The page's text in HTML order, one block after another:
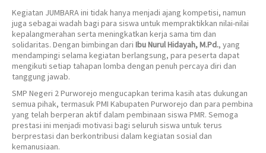
Kegiatan JUMBARA ini tidak hanya menjadi ajang kompetisi, namun
juga sebagai wadah bagi para siswa untuk mempraktikkan nilai-nilai
kepalangmerahan serta meningkatkan kerja sama tim dan
solidaritas. Dengan bimbingan dari Ibu Nurul Hidayah, M.Pd., yang
mendampingi selama kegiatan berlangsung, para peserta dapat
mengikuti setiap tahapan lomba dengan penuh percaya diri dan
tanggung jawab.
SMP Negeri 2 Purworejo mengucapkan terima kasih atas dukungan
semua pihak, termasuk PMI Kabupaten Purworejo dan para pembina
yang telah berperan aktif dalam pembinaan siswa PMR. Semoga
prestasi ini menjadi motivasi bagi seluruh siswa untuk terus
berprestasi dan berkontribusi dalam kegiatan sosial dan
kemanusiaan.